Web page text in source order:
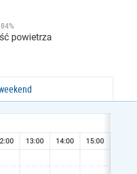
84%
powietrza